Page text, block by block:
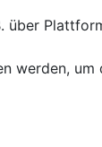
über
werden,